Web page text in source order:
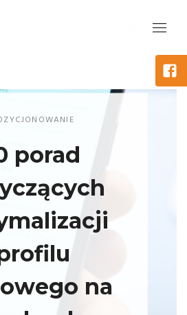
porad
na